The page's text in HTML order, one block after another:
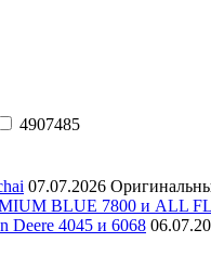
4907485
07.07.2026
BLUE 7800 и ALL
Deere 4045 и 6068